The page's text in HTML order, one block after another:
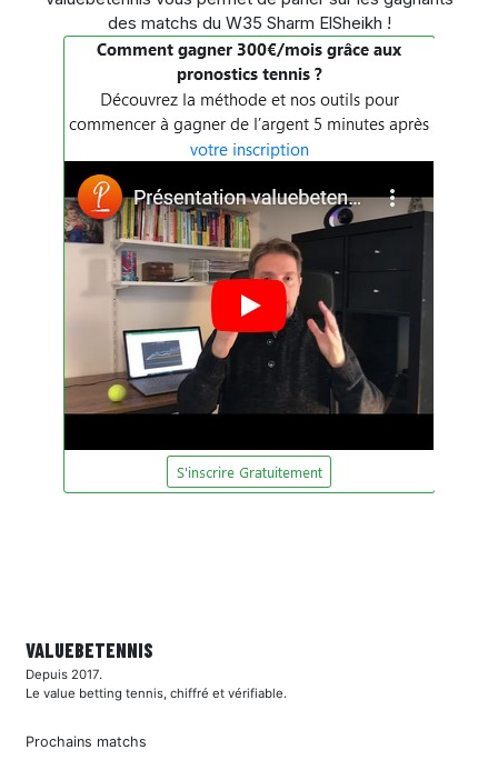
des matchs du W35 Sharm ElSheikh !
VALUEBETENNIS
Depuis 2017.
Le value betting tennis, chiffré et vérifiable.
Prochains matchs